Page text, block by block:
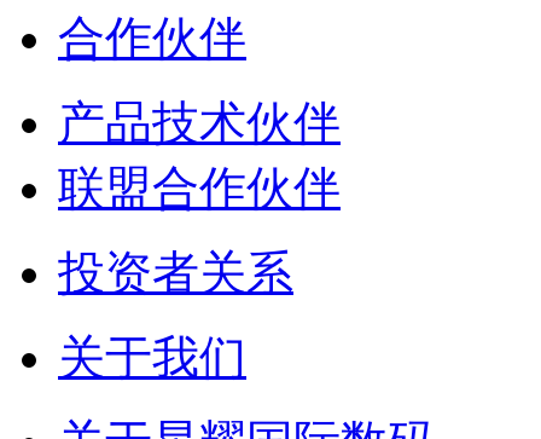
合作伙伴
产品技术伙伴
联盟合作伙伴
投资者关系
关于我们